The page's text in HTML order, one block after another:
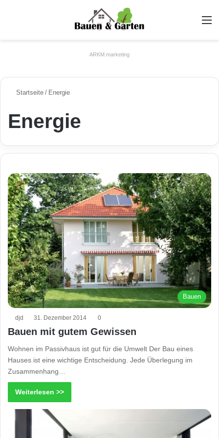
ARKM.marketing
Startseite / Energie
Energie
Bauen
djd 31. Dezember 2014 0
Bauen mit gutem Gewissen
Wohnen im Passivhaus ist gut für die Umwelt Der Bau eines
Hauses ist eine wichtige Entscheidung. Jede Überlegung im
Zusammenhang…
Weiterlesen >>